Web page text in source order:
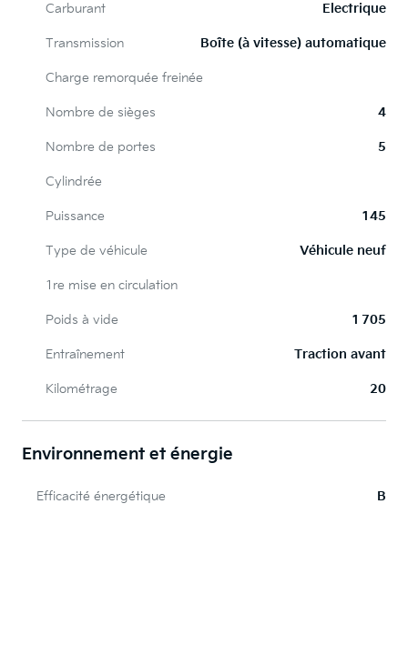
Carburant Electrique
Transmission Boîte (à vitesse) automatique
Charge remorquée freinée
Nombre de sièges 4
Nombre de portes 5
Cylindrée
Puissance 145
Type de véhicule Véhicule neuf
1re mise en circulation
Poids à vide 1 705
Entraînement Traction avant
Kilométrage 20
Environnement et énergie
Efficacité énergétique B